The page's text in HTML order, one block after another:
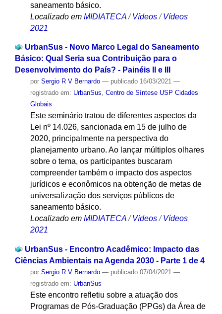
saneamento básico.
Localizado em MIDIATECA /Vídeos /Vídeos
2021
UrbanSus - Novo Marco Legal do Saneamento
Básico: Qual Seria sua Contribuição para o
Desenvolvimento do País? - Painéis II e III
por Sergio R V Bernardo — publicado16/03/2021 —
registrado em: UrbanSus, Centro de Síntese USP Cidades
Globais
Este seminário tratou de diferentes aspectos da
Lei nº 14.026, sancionada em 15 de julho de
2020, principalmente na perspectiva do
planejamento urbano. Ao lançar múltiplos olhares
sobre o tema, os participantes buscaram
compreender também o impacto dos aspectos
jurídicos e econômicos na obtenção de metas de
universalização dos serviços públicos de
saneamento básico.
Localizado em MIDIATECA /Vídeos /Vídeos
2021
UrbanSus - Encontro Acadêmico: Impacto das
Ciências Ambientais na Agenda 2030 - Parte 1 de 4
por Sergio R V Bernardo — publicado07/04/2021 —
registrado em: UrbanSus
Este encontro refletiu sobre a atuação dos
Programas de Pós-Graduação (PPGs) da Área de